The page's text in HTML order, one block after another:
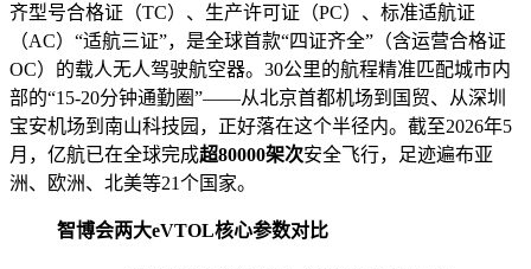
齐型号合格证（TC）、生产许可证（PC）、标准适航证
（AC）“适航三证”，是全球首款“四证齐全”（含运营合格证
OC）的载人无人驾驶航空器。30公里的航程精准匹配城市内
部的“15-20分钟通勤圈”——从北京首都机场到国贸、从深圳
宝安机场到南山科技园，正好落在这个半径内。截至2026年5
月，亿航已在全球完成超80000架次安全飞行，足迹遍布亚
洲、欧洲、北美等21个国家。
智博会两大eVTOL核心参数对比